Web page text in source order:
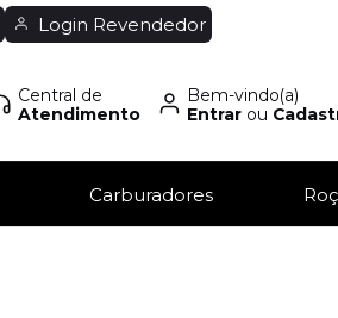
Login Revendedor
Central de
Atendimento
Bem-vindo(a)
Entrarou
Carburadores